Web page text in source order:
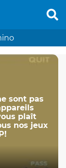
​​sont pas
plaît
nos jeux